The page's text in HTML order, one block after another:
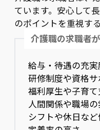
ています。安心して
のポイントを重視す
介護職の求職者
給与・待遇の充実
研修制度や資格
福利厚生や子育て
人間関係や職場
シフトや休日な